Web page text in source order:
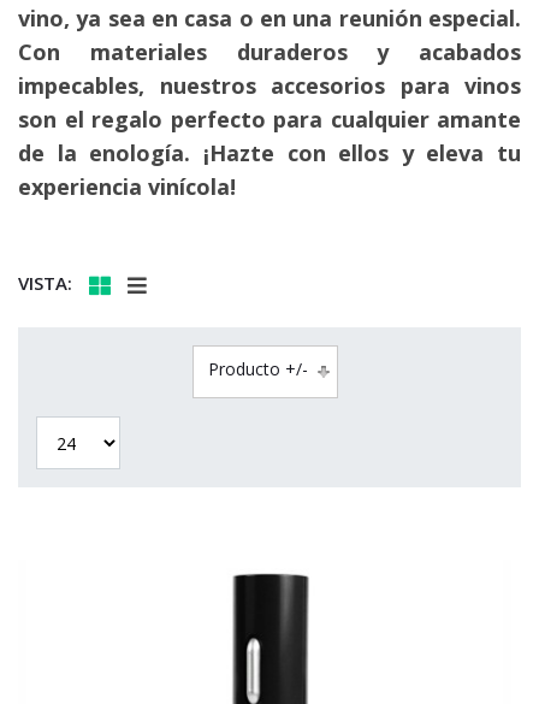
vino, ya sea en casa o en una reunión especial.
Con materiales duraderos y acabados
impecables, nuestros accesorios para vinos
son el regalo perfecto para cualquier amante
de la enología. ¡Hazte con ellos y eleva tu
experiencia vinícola!
VISTA:
Producto +/-